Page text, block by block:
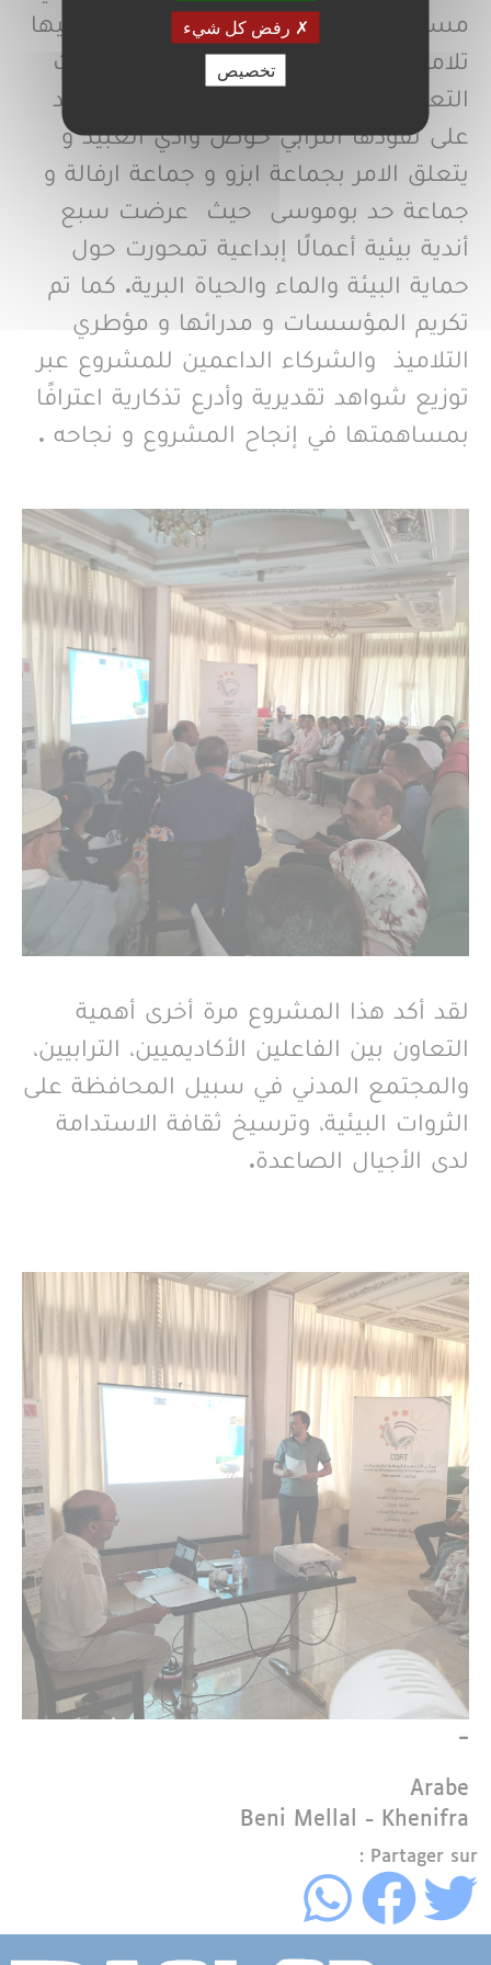
مسابقة أحسن عمل فني بيئي شارك فيها
تلاميذ الأندية البيئية التابعة للمؤسسات
التعليمية لثلات جماعات ترابية التي يمتد
على نفودها الترابي حوض وادي العبيد و
يتعلق الامر بجماعة ابزو و جماعة ارفالة و
جماعة حد بوموسى حيث عرضت سبع
أندية بيئية أعمالًا إبداعية تمحورت حول
حماية البيئة والماء والحياة البرية. كما تم
تكريم المؤسسات و مدرائها و مؤطري
التلاميذ والشركاء الداعمين للمشروع عبر
توزيع شواهد تقديرية وأدرع تذكارية اعترافًا
بمساهمتها في إنجاح المشروع و نجاحه .
لقد أكد هذا المشروع مرة أخرى أهمية
التعاون بين الفاعلين الأكاديميين، الترابيين،
والمجتمع المدني في سبيل المحافظة على
الثروات البيئية، وترسيخ ثقافة الاستدامة
لدى الأجيال الصاعدة.
-
Langue
Arabe
Région
Beni Mellal - Khenifra
Partager sur :
رفض كل شيء
تخصيص